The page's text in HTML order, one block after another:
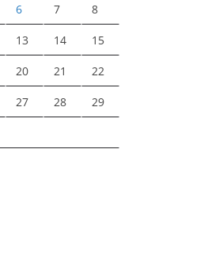
6 7 8
13 14 15
20 21 22
27 28 29